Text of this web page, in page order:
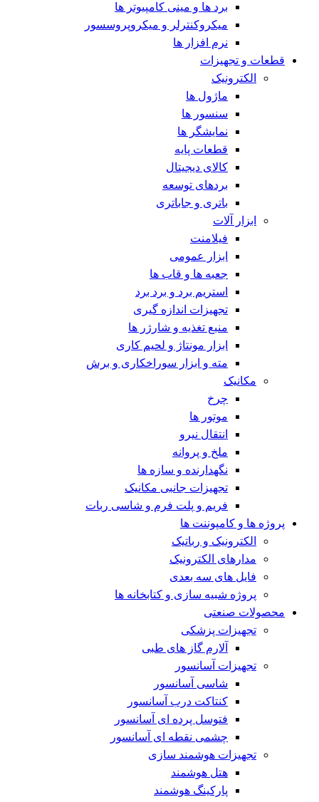
برد ها و مینی کامپیوتر ها
میکروکنترلر و میکروپروسسور
نرم افزار ها
قطعات و تجهیزات
الکترونیک
ماژول ها
سنسور ها
نمایشگر ها
قطعات پایه
کالای دیجیتال
بردهای توسعه
باتری و جاباتری
ابزار آلات
فیلامنت
ابزار عمومی
جعبه ها و قاب ها
استریم برد و برد برد
تجهیزات اندازه گیری
منبع تغذیه و شارژر ها
ابزار مونتاژ و لحیم کاری
مته و ابزار سوراخکاری و برش
مکانیک
چرخ
موتور ها
انتقال نیرو
ملخ و پروانه
نگهدارنده و سازه ها
تجهیزات جانبی مکانیک
فریم و پلت فرم و شاسی ربات
پروژه ها و کامپوننت ها
الکترونیک و رباتیک
مدارهای الکترونیک
فایل های سه بعدی
پروژه شبیه سازی و کتابخانه ها
محصولات صنعتی
تجهیزات پزشکی
آلارم گاز های طبی
تجهیزات آسانسور
شاسی آسانسور
کنتاکت درب آسانسور
فتوسل پرده ای آسانسور
چشمی نقطه ای آسانسور
تجهیزات هوشمند سازی
هتل هوشمند
پارکینگ هوشمند